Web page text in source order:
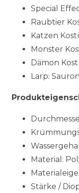
Special
Raubtier
Katzen
Monster
Dämon
Larp:
Material:
Stärke /